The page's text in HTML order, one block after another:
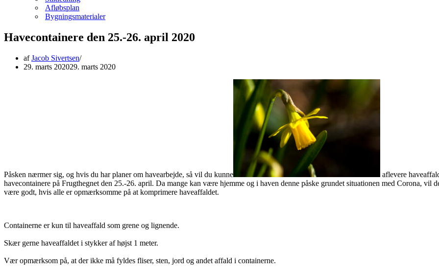
Afløbsplan
Bygningsmaterialer
Havecontainere den 25.-26. april 2020
afJacob Sivertsen
29. marts 202029. marts 2020
Påsken nærmer sig, og hvis du har planer om havearbejde, så vil du kunne
aflevere
havecontainere på Frugthegnet den 25.-26. april. Da mange kan være hjemme og i haven denne påske grundet situationen med Corona, vil
være godt, hvis alle er opmærksomme på at komprimere haveaffaldet.
Containerne er kun til haveaffald som grene og lignende.
Skær gerne haveaffaldet i stykker af højst 1 meter.
Vær opmærksom på, at der ikke må fyldes fliser, sten, jord og andet affald i containerne.